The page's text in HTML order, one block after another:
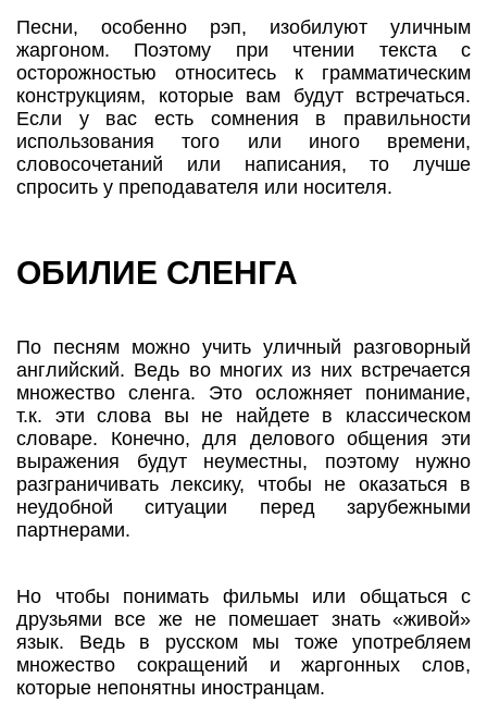
Песни, особенно рэп, изобилуют уличным
жаргоном. Поэтому при чтении текста с
осторожностью относитесь к грамматическим
конструкциям, которые вам будут встречаться.
Если у вас есть сомнения в правильности
использования того или иного времени,
словосочетаний или написания, то лучше
спросить у преподавателя или носителя.
ОБИЛИЕ СЛЕНГА
По песням можно учить уличный разговорный
английский. Ведь во многих из них встречается
множество сленга. Это осложняет понимание,
т.к. эти слова вы не найдете в классическом
словаре. Конечно, для делового общения эти
выражения будут неуместны, поэтому нужно
разграничивать лексику, чтобы не оказаться в
неудобной ситуации перед зарубежными
партнерами.
Но чтобы понимать фильмы или общаться с
друзьями все же не помешает знать «живой»
язык. Ведь в русском мы тоже употребляем
множество сокращений и жаргонных слов,
которые непонятны иностранцам.